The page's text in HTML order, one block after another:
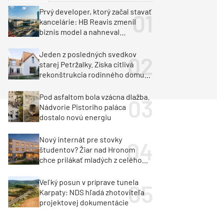
Klimatizácia a vetranie
Milan Murcka
Prvý developer, ktorý začal stavať
kancelárie: HB Reavis zmenil
biznis model a nahneval
Jeden z posledných svedkov
starej Petržalky. Získa citlivá
rekonštrukcia rodinného domu
Pod asfaltom bola vzácna dlažba.
Nádvorie Pistoriho paláca
dostalo novú energiu
Nový internát pre stovky
študentov? Žiar nad Hronom
chce prilákať mladých z celého
Veľký posun v príprave tunela
Karpaty: NDS hľadá zhotoviteľa
projektovej dokumentácie